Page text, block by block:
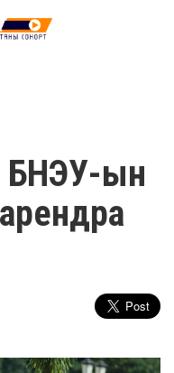
БНЭУ-ын